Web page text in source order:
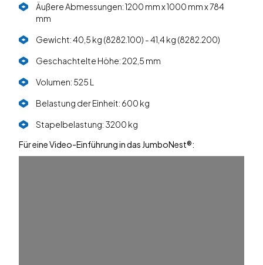
Äußere Abmessungen: 1200 mm x 1000 mm x 784
mm
Gewicht: 40,5 kg (8282.100) - 41,4 kg (8282.200)
Geschachtelte Höhe: 202,5 mm
Volumen: 525 L
Belastung der Einheit: 600 kg
Stapelbelastung: 3200 kg
Für eine Video-Einführung in das JumboNest®: